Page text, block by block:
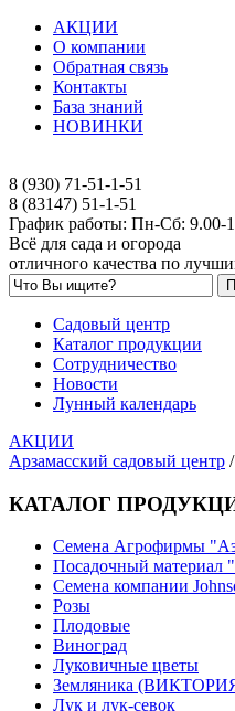
АКЦИИ
О компании
Обратная связь
Контакты
База знаний
НОВИНКИ
8 (930) 71-51-1-51
8 (83147) 51-1-51
График работы: Пн-Сб: 9.00-
Всё для сада и огорода
отличного качества по
Садовый центр
Каталог продукции
Сотрудничество
Новости
Лунный календарь
АКЦИИ
Арзамасский садовый центр /
КАТАЛОГ
Семена Агрофирмы
Посадочный материал
Семена компании
Розы
Плодовые
Виноград
Луковичные цветы
Земляника
Лук и лук-севок